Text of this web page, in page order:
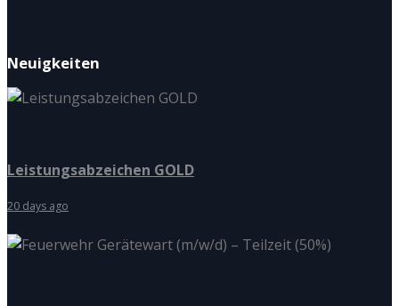
Neuigkeiten
Leistungsabzeichen GOLD
20 days ago